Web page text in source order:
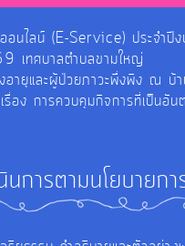
งออนไลน์ (E-Service) ป
เทศบาลตำบลขามใหญ่
อายุและผู้ป่วยภาวะพึ่งพิง ณ บ้
รื่อง การควบคุมกิจการที่เป็
นการตามนโยบาย